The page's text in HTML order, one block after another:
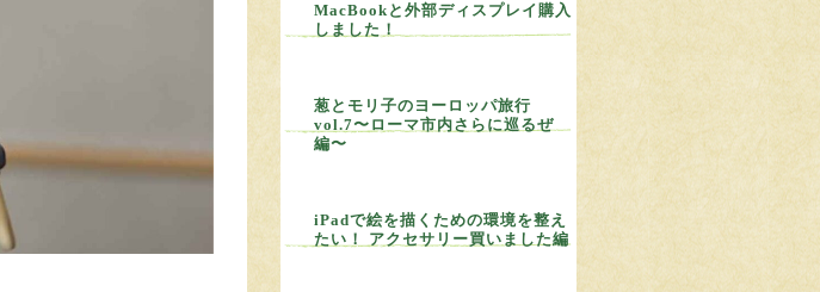
MacBookと外部ディスプレイ購入
しました！
葱とモリ子のヨーロッパ旅行
vol.7〜ローマ市内さらに巡るぜ
編〜
iPadで絵を描くための環境を整え
たい！ アクセサリー買いました編